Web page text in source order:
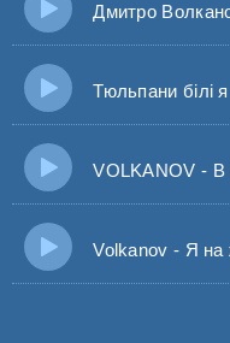
Дмитро
Тюльпани білі
VOLKANOV -
Volkanov - Я на